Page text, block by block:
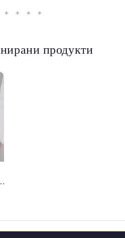
✦ ✦ ✦ ✦
продукти